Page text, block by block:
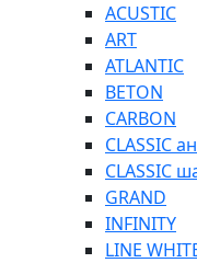
ACUSTIC
ART
ATLANTIC
BETON
CARBON
CLASSIC
CLASSIC
GRAND
INFINITY
LINE